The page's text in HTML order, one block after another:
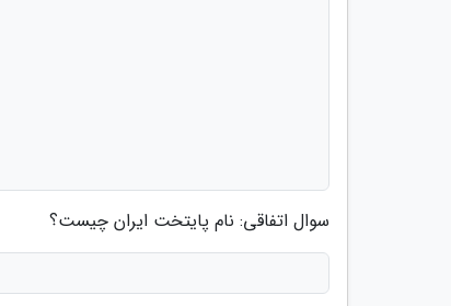
سوال اتفاقی: نام پایتخت ایران چیست؟